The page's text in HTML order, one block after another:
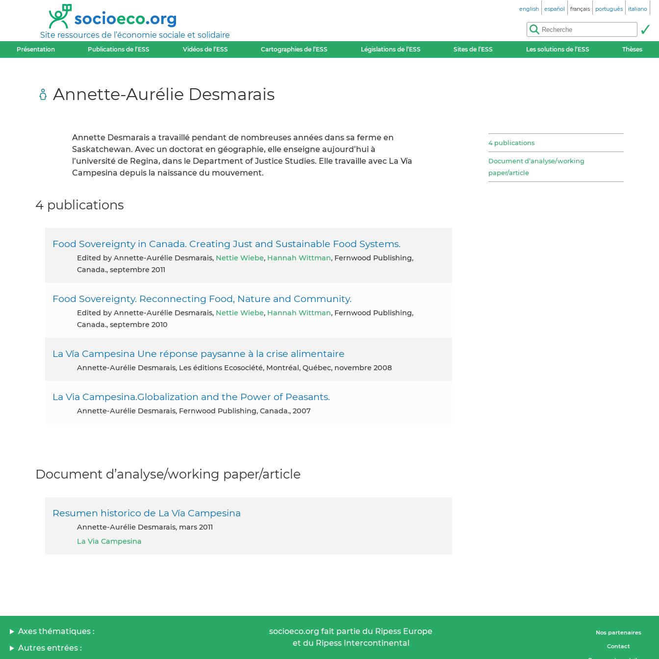
Site ressources de l’économie sociale et solidaire
english español français português italiano
Présentation Publications de l’ESS Vidéos de l’ESS Cartographies de l’ESS Législations de l’ESS Sites de l’ESS Les solutions de l’ESS Thèses
Annette-Aurélie Desmarais
Annette Desmarais a travaillé pendant de nombreuses années dans sa ferme en
Saskatchewan. Avec un doctorat en géographie, elle enseigne aujourd’hui à
l’université de Regina, dans le Department of Justice Studies. Elle travaille avec La Vía
Campesina depuis la naissance du mouvement.
4 publications
Document d’analyse/working
paper/article
4 publications
Food Sovereignty in Canada. Creating Just and Sustainable Food Systems.
Edited by Annette-Aurélie Desmarais, Nettie Wiebe, Hannah Wittman, Fernwood Publishing,
Canada., septembre 2011
Food Sovereignty. Reconnecting Food, Nature and Community.
Edited by Annette-Aurélie Desmarais, Nettie Wiebe, Hannah Wittman, Fernwood Publishing,
Canada., septembre 2010
La Vía Campesina Une réponse paysanne à la crise alimentaire
Annette-Aurélie Desmarais, Les éditions Ecosociété, Montréal, Québec, novembre 2008
La Via Campesina.Globalization and the Power of Peasants.
Annette-Aurélie Desmarais, Fernwood Publishing, Canada., 2007
Document d’analyse/working paper/article
Resumen historico de La Vía Campesina
Annette-Aurélie Desmarais, mars 2011
La Via Campesina
Axes thématiques :
Autres entrées :
socioeco.org fait partie du Ripess Europe
et du Ripess Intercontinental
Nos partenaires
Contact